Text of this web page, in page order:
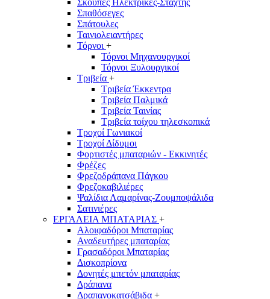
Σκούπες Ηλεκτρικές-Στάχτης
Σπαθόσεγες
Σπάτουλες
Ταινιολειαντήρες
Τόρνοι +
Τόρνοι Μηχανουργικοί
Τόρνοι Ξυλουργικοί
Τριβεία +
Τριβεία Έκκεντρα
Τριβεία Παλμικά
Τριβεία Ταινίας
Τριβεία τοίχου τηλεσκοπικά
Τροχοί Γωνιακοί
Τροχοί Δίδυμοι
Φορτιστές μπαταριών - Εκκινητές
Φρέζες
Φρεζοδράπανα Πάγκου
Φρεζοκαβιλιέρες
Ψαλίδια Λαμαρίνας-Ζουμποψάλιδα
Σατινιέρες
ΕΡΓΑΛΕΙΑ ΜΠΑΤΑΡΙΑΣ +
Αλοιφαδόροι Μπαταρίας
Αναδευτήρες μπαταρίας
Γρασαδόροι Μπαταρίας
Δισκοπρίονα
Δονητές μπετόν μπαταρίας
Δράπανα
Δραπανοκατσάβιδα +